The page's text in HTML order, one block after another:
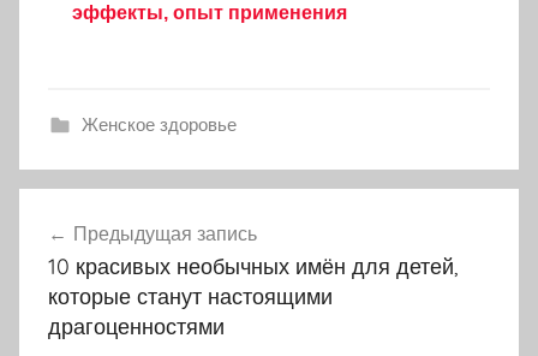
эффекты, опыт применения
Женское здоровье
по
записям
Предыдущая запись
10 красивых необычных имён для детей,
которые станут настоящими
драгоценностями